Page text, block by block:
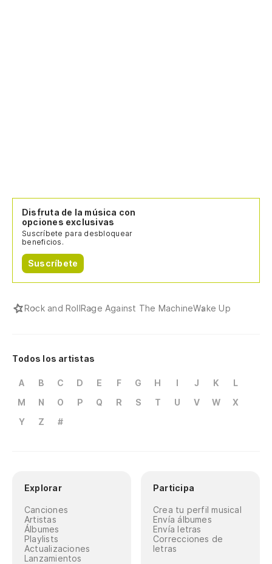
Disfruta de la música con
opciones exclusivas
Suscríbete para desbloquear
beneficios.
Suscríbete
Rock and RollRage Against The MachineWake Up
Todos los artistas
A B C D E F G H I J K
L
M
N O P Q R S T U V W
X
Y
Z #
Explorar
Canciones
Artistas
Álbumes
Playlists
Actualizaciones
Lanzamientos
Participa
Crea tu perfil musical
Envía álbumes
Envía letras
Correcciones de
letras